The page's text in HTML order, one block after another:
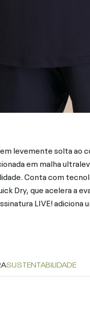
levemente solta
em malha
Conta com
Dry, que acelera a
LIVE! adiciona
SUSTENTABILIDADE